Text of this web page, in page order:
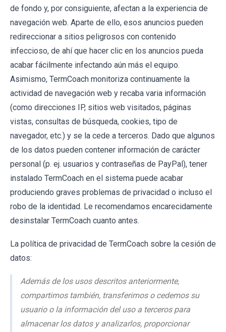
de fondo y, por consiguiente, afectan a la experiencia de
navegación web. Aparte de ello, esos anuncios pueden
redireccionar a sitios peligrosos con contenido
infeccioso, de ahí que hacer clic en los anuncios pueda
acabar fácilmente infectando aún más el equipo.
Asimismo, TermCoach monitoriza continuamente la
actividad de navegación web y recaba varia información
(como direcciones IP, sitios web visitados, páginas
vistas, consultas de búsqueda, cookies, tipo de
navegador, etc.) y se la cede a terceros. Dado que algunos
de los datos pueden contener información de carácter
personal (p. ej. usuarios y contraseñas de PayPal), tener
instalado TermCoach en el sistema puede acabar
produciendo graves problemas de privacidad o incluso el
robo de la identidad. Le recomendamos encarecidamente
desinstalar TermCoach cuanto antes.
La política de privacidad de TermCoach sobre la cesión de
datos:
Además de los usos descritos anteriormente,
compartimos también, transferimos o cedemos su
usuario o la información del uso a terceros para
almacenar los datos y analizarlos, proporcionar